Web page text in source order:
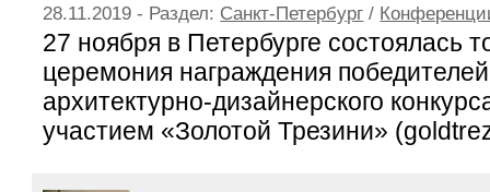
28.11.2019 - Раздел: Санкт-Петербург /
27 ноября в Петербурге состоялась
церемония награждения
архитектурно-дизайнерского
участием «Золотой Трезини»